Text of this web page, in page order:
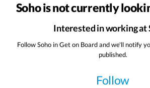
Soho is not currently
Interested in working at
Follow Soho in Get on Board and we'll notify
published.
Follow